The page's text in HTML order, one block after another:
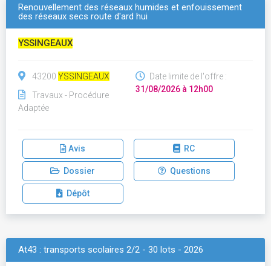
Renouvellement des réseaux humides et enfouissement
des réseaux secs route d'ard hui
YSSINGEAUX
43200 YSSINGEAUX
Travaux - Procédure
Adaptée
Date limite de l'offre :
31/08/2026 à 12h00
Avis RC
Dossier Questions
Dépôt
At43 : transports scolaires 2/2 - 30 lots - 2026